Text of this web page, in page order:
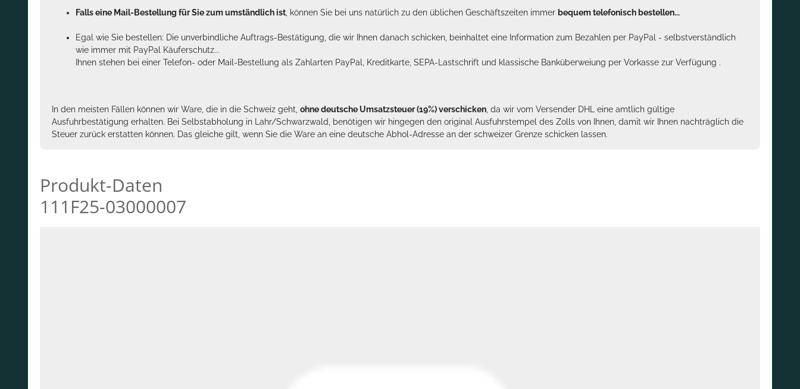
Falls eine Mail-Bestellung für Sie zum umständlich ist , können Sie bei uns natürlich zu den üblichen Geschäftszeiten immer bequem telefonisch bestellen...
Egal wie Sie bestellen: Die unverbindliche Auftrags-Bestätigung, die wir Ihnen danach schicken, beinhaltet eine Information zum Bezahlen per PayPal - selbstverständlich
wie immer mit PayPal Käuferschutz...
Ihnen stehen bei einer Telefon- oder Mail-Bestellung als Zahlarten PayPal, Kreditkarte, SEPA-Lastschrift und klassische Banküberweiung per Vorkasse zur Verfügung .
In den meisten Fällen können wir Ware, die in die Schweiz geht, ohne deutsche Umsatzsteuer (19%) verschicken , da wir vom Versender DHL eine amtlich gültige
Ausfuhrbestätigung erhalten. Bei Selbstabholung in Lahr/Schwarzwald, benötigen wir hingegen den original Ausfuhrstempel des Zolls von Ihnen, damit wir Ihnen nachträglich die
Steuer zurück erstatten können. Das gleiche gilt, wenn Sie die Ware an eine deutsche Abhol-Adresse an der schweizer Grenze schicken lassen.
Produkt-Daten
111F25-03000007